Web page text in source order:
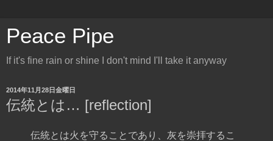
Peace Pipe
If it's fine rain or shine I don't mind I'll take it anyway
2014年11月28日金曜日
伝統とは… [reflection]
伝統とは火を守ることであり、灰を崇拝するこ